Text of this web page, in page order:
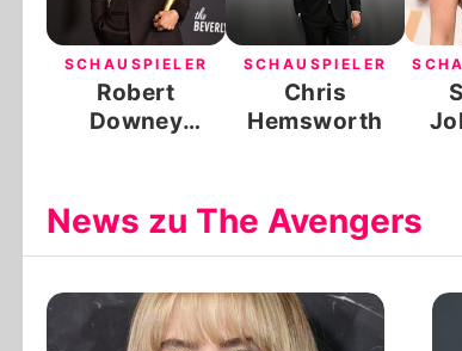
SCHAUSPIELER
Robert
Downey
SCHAUSPIELER
Chris
Hemsworth
News zu The Avengers